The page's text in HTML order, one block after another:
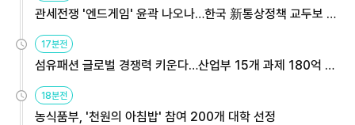
관세전쟁 '엔드게임' 윤곽 나오나…한국 新통상정책 교두보 활
용해야
17분전
섬유패션 글로벌 경쟁력 키운다…산업부 15개 과제 180억 지
원
18분전
농식품부, '천원의 아침밥' 참여 200개 대학 선정